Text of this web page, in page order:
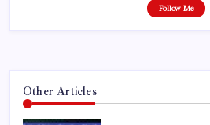
Follow Me
Other Articles